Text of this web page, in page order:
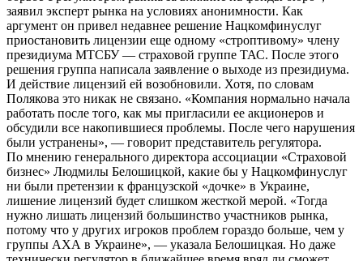
заявил эксперт рынка на условиях анонимности. Как
аргумент он привел недавнее решение Нацкомфинуслуг
приостановить лицензии еще одному «строптивому» члену
президиума МТСБУ — страховой группе ТАС. После этого
решения группа написала заявление о выходе из президиума.
И действие лицензий ей возобновили. Хотя, по словам
Полякова это никак не связано. «Компания нормально начала
работать после того, как мы пригласили ее акционеров и
обсудили все накопившиеся проблемы. После чего нарушения
были устранены», — говорит представитель регулятора.
По мнению генерального директора ассоциации «Страховой
бизнес» Людмилы Белошицкой, какие бы у Нацкомфинуслуг
ни были претензии к французской «дочке» в Украине,
лишение лицензий будет слишком жесткой мерой. «Тогда
нужно лишать лицензий большинство участников рынка,
потому что у других игроков проблем гораздо больше, чем у
группы АХА в Украине», — указала Белошицкая. Но даже